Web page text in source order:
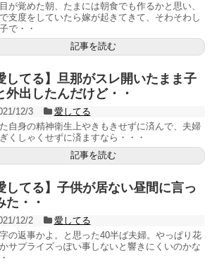
が覚めた朝、たまには朝食でも作るかと思い、
支度をしていたら嫁が起きてきて、そわそわし
で・・
記事を読む
してる】旦那がスレ開いたまま子
外出したんだけど・・
12/3
愛してる
自身の精神衛生上やきもきせずに済んで、夫婦
くしゃくせずに済ますなら・・・
記事を読む
してる】子供が居ない昼間に言っ
た・・
12/2
愛してる
の返事かよ。と思った40半ば夫婦。やっぱり花
サプライズっぽい事しないと響きにくいのかな